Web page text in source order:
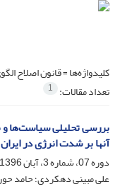
کلیدواژه‌ها =قانون اصلاح
تعداد مقالات: 1
بررسی تحلیلی سیاست‌ها و
آنها بر شدت انرژی در ایران
دوره 07، شماره 3، آبان 1396، صفحه
علی مبینی دهکردی؛ حامد